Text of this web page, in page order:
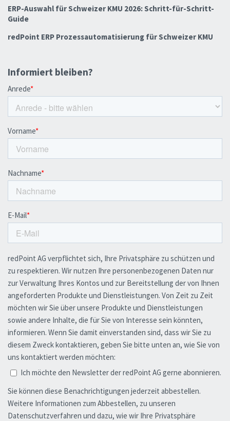
ERP-Auswahl für Schweizer KMU 2026: Schritt-für-Schritt-
Guide
redPoint ERP Prozessautomatisierung für Schweizer KMU
Informiert bleiben?